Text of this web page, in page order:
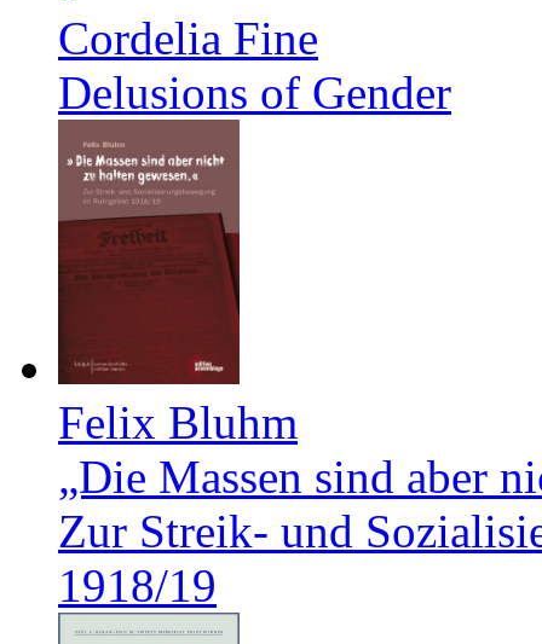
Cordelia Fine
Delusions of Gender
Felix Bluhm
„Die Massen sind aber
Zur Streik- und
1918/19